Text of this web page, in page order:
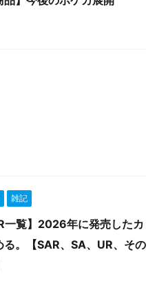
雑記
一覧】2026年に発売したカ
る。【SAR、SA、UR、その